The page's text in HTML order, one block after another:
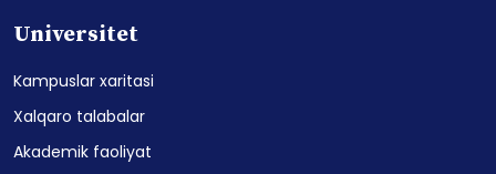
Universitet
Kampuslar xaritasi
Xalqaro talabalar
Akademik faoliyat